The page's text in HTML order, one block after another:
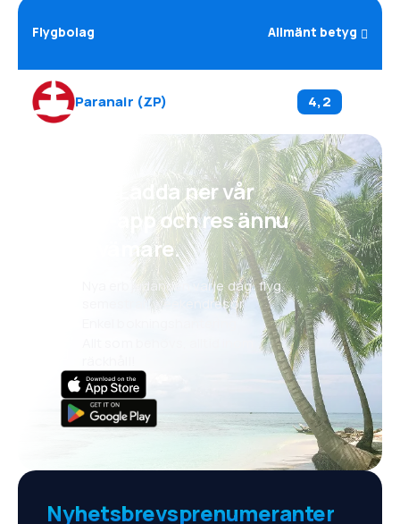
Flygbolag Allmänt betyg
Paranair (ZP) 4,2
Psst! Ladda ner vår
eSky-app och res ännu
bekvämare.
Nya erbjudanden varje dag: flyg,
semestrar, weekendresor
Nyhetsbrevsprenumeranter